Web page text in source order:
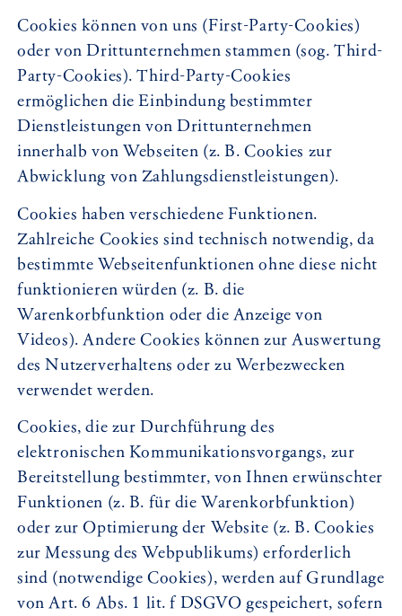
Cookies können von uns (First-Party-Cookies)
oder von Drittunternehmen stammen (sog. Third-
Party-Cookies). Third-Party-Cookies
ermöglichen die Einbindung bestimmter
Dienstleistungen von Drittunternehmen
innerhalb von Webseiten (z. B. Cookies zur
Abwicklung von Zahlungsdienstleistungen).
Cookies haben verschiedene Funktionen.
Zahlreiche Cookies sind technisch notwendig, da
bestimmte Webseitenfunktionen ohne diese nicht
funktionieren würden (z. B. die
Warenkorbfunktion oder die Anzeige von
Videos). Andere Cookies können zur Auswertung
des Nutzerverhaltens oder zu Werbezwecken
verwendet werden.
Cookies, die zur Durchführung des
elektronischen Kommunikationsvorgangs, zur
Bereitstellung bestimmter, von Ihnen erwünschter
Funktionen (z. B. für die Warenkorbfunktion)
oder zur Optimierung der Website (z. B. Cookies
zur Messung des Webpublikums) erforderlich
sind (notwendige Cookies), werden auf Grundlage
von Art. 6 Abs. 1 lit. f DSGVO gespeichert, sofern